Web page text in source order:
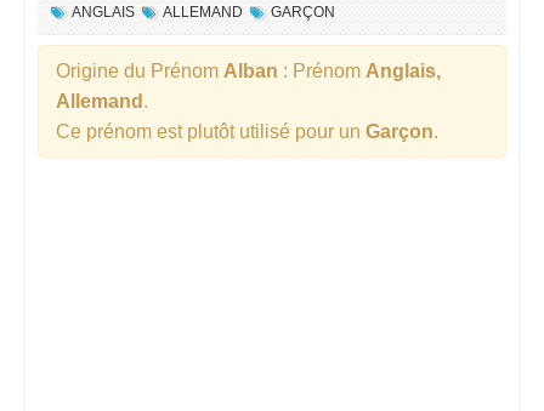
ANGLAIS ALLEMAND GARÇON
Origine du Prénom Alban : Prénom Anglais,
Allemand .
Ce prénom est plutôt utilisé pour un Garçon.